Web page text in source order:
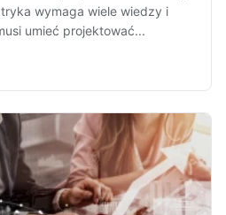
wymaga wiele wiedzy i
umieć projektować...